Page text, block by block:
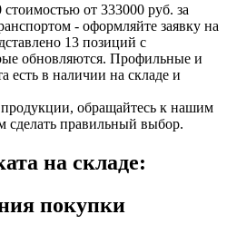
от 333000 руб. за
- оформляйте заявку на
13 позиций с
обновляются. Профильные и
есть в наличии на складе и
обращайтесь к нашим
правильный выбор.
на складе:
покупки